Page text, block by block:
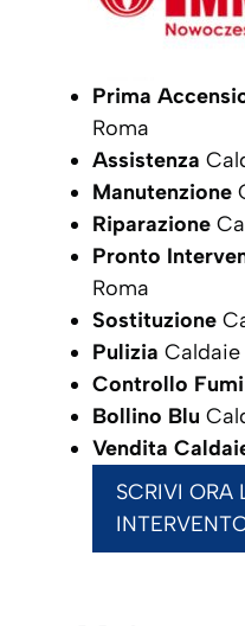
Prima
Roma
Assistenza
Manutenzione
Riparazione
Pronto
Roma
Sostituzione
Pulizia Caldaie
Controllo Fumi
Bollino Blu
Vendita
SCRIVI ORA